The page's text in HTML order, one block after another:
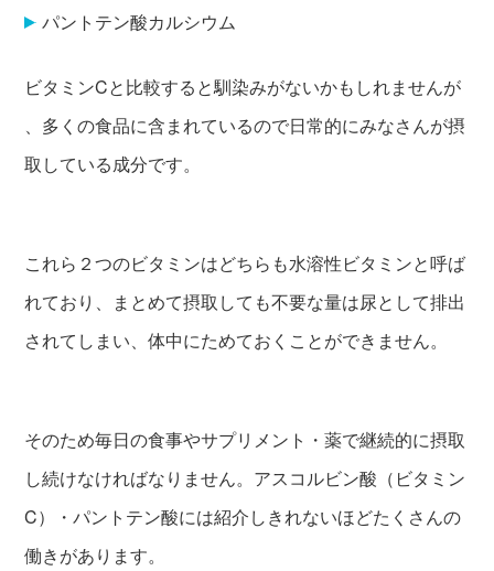
パントテン酸カルシウム
ビタミンCと比較すると馴染みがないかもしれませんが
、多くの食品に含まれているので日常的にみなさんが摂
取している成分です。
これら２つのビタミンはどちらも水溶性ビタミンと呼ば
れており、まとめて摂取しても不要な量は尿として排出
されてしまい、体中にためておくことができません。
そのため毎日の食事やサプリメント・薬で継続的に摂取
し続けなければなりません。アスコルビン酸（ビタミン
C）・パントテン酸には紹介しきれないほどたくさんの
働きがあります。